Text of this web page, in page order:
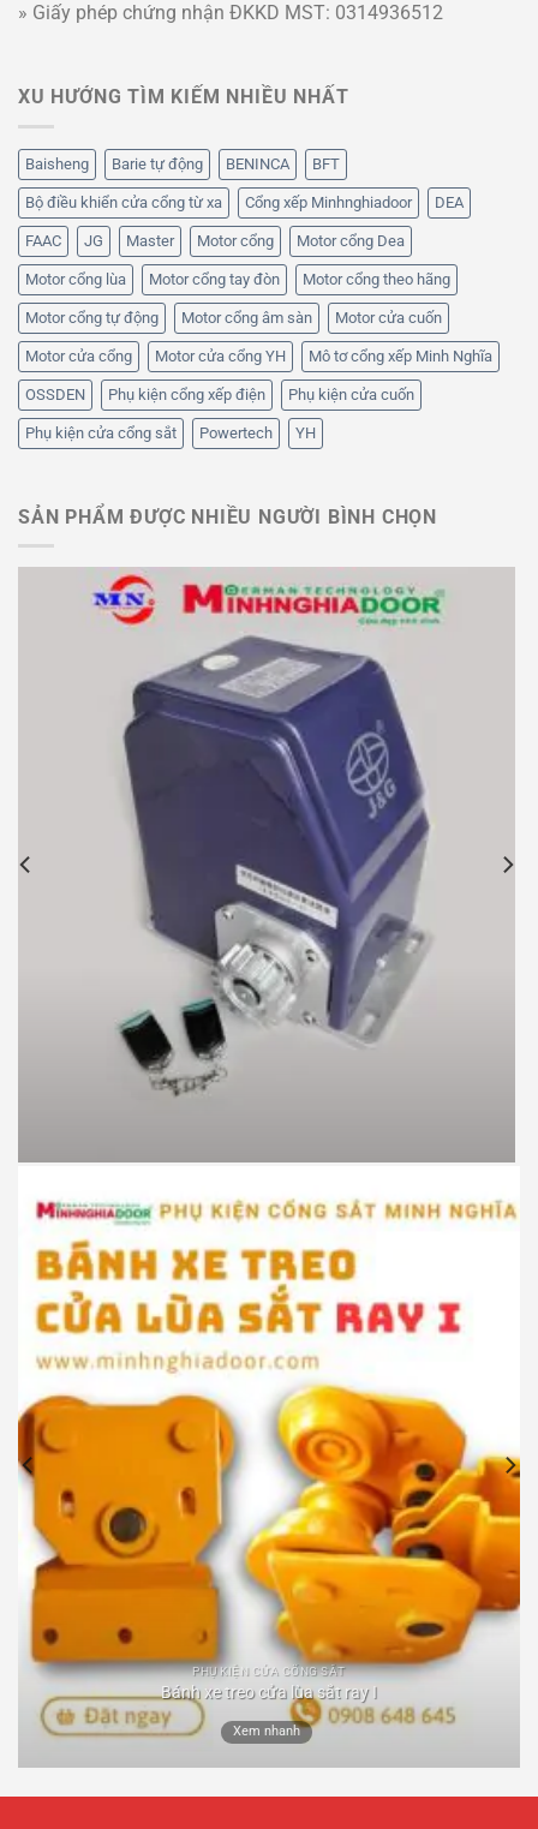
» Giấy phép chứng nhận ĐKKD MST: 0314936512
XU HƯỚNG TÌM KIẾM NHIỀU NHẤT
Baisheng Barie tự động BENINCA BFT
Bộ điều khiển cửa cổng từ xa Cổng xếp Minhnghiadoor DEA
FAAC JG Master Motor cổng Motor cổng Dea
Motor cổng lùa Motor cổng tay đòn Motor cổng theo hãng
Motor cổng tự động Motor cổng âm sàn Motor cửa cuốn
Motor cửa cổng Motor cửa cổng YH Mô tơ cổng xếp Minh Nghĩa
OSSDEN Phụ kiện cổng xếp điện Phụ kiện cửa cuốn
Phụ kiện cửa cổng sắt Powertech YH
SẢN PHẨM ĐƯỢC NHIỀU NGƯỜI BÌNH CHỌN
PHỤ KIỆN CỬA CỔNG SẮT
Bánh xe treo cửa lùa sắt ray I
Xem nhanh